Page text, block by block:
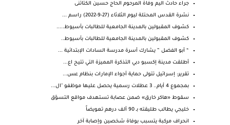
جراء حادث اليم وفاة المرحوم الحاج حسين الكتاتنى
نشرة القدس المحتلة ليوم الثلاثاء (27-9-2022) راسم ...
كشوف المقبولين بالمدينة الجامعية للطالبات بأسيوط.....
كشوف المقبولين بالمدينة الجامعية للطالبات بأسيوط..
“ أبو الفضل ” يشارك أسرة مدرسة السادات الإبتدائية ...
أطلقت مدينة إكسبو دبي التذكرة المميزة التي تتيح اع...
تقرير: إسرائيل تتولى حماية أجواء الإمارات بنظام عس...
بمجموع 4 أيام.. 3 عطلات رسمية يحصل عليها موظفو "ال...
سقوط «هاكر خارق» ضمن عصابة تستهدف مواقع التسوّق
خليجي يطالب طليقته بـ 90 ألف درهم تعويضاً
انحراف مركبة يتسبب بوفاة شخصين وإصابة آخر